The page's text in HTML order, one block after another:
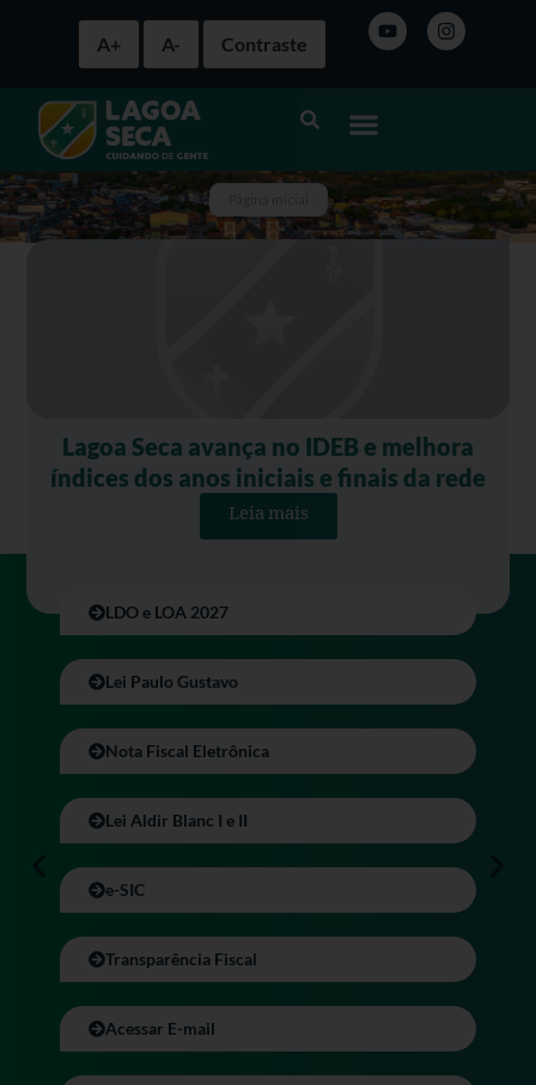
A+ A- Contraste
Lagoa Seca avança no IDEB e melhora
índices dos anos iniciais e finais da rede
Leia mais
LDO e LOA 2027
Lei Paulo Gustavo
Nota Fiscal Eletrônica
Lei Aldir Blanc I e II
e-SIC
Transparência Fiscal
Acessar E-mail